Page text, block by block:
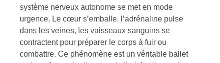
système nerveux autonome se met en mode
urgence. Le cœur s’emballe, l’adrénaline pulse
dans les veines, les vaisseaux sanguins se
contractent pour préparer le corps à fuir ou
combattre. Ce phénomène est un véritable ballet